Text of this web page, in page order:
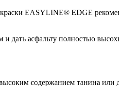
EASYLINE® EDGE
дать асфальту полностью
содержанием танина или